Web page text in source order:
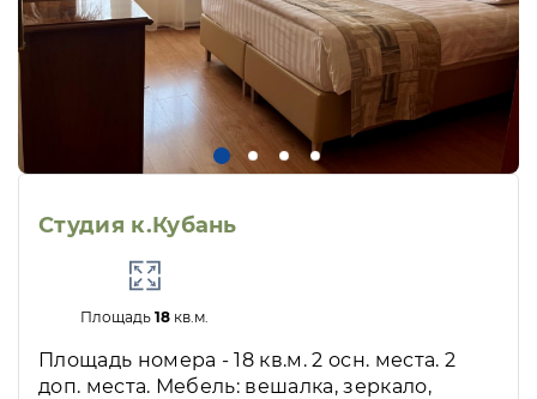
Студия к.Кубань
Площадь18 кв.м.
Площадь номера - 18 кв.м. 2 осн. места. 2
доп. места. Мебель: вешалка, зеркало,